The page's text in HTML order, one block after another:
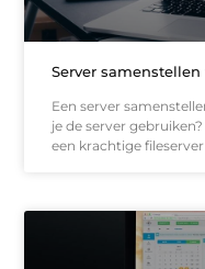
Server
Een server
je de server
een krachtige